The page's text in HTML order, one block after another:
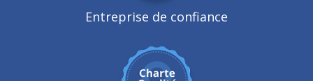
Entreprise de confiance